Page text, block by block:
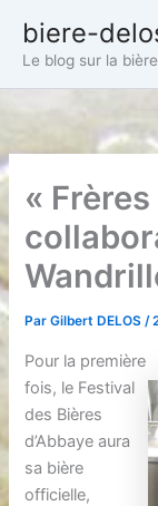
contenu
biere-
Le blog sur la
«
ParGilbert DELOS/
Pour la première
fois, le Festival
des Bières
d’Abbaye aura
sa bière
officielle,